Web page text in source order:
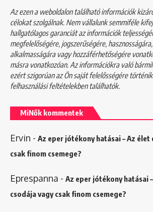
Az ezen a weboldalon található információk
célokat szolgálnak. Nem vállalunk semmiféle
hallgatólagos garanciát az információk
megfelelőségére, jogszerűségére,
alkalmasságára vagy hozzáférhetőségére
másra vonatkozóan. Az információkra való
ezért szigorúan az Ön saját felelősségére
felhasználási feltételekbentalálhatók.
MiNők kommentek
Ervin - Az eper jótékony hatásai – Az élet
csak finom csemege?
Eprespanna - Az eper jótékony hatásai
csodája vagy csak finom csemege?